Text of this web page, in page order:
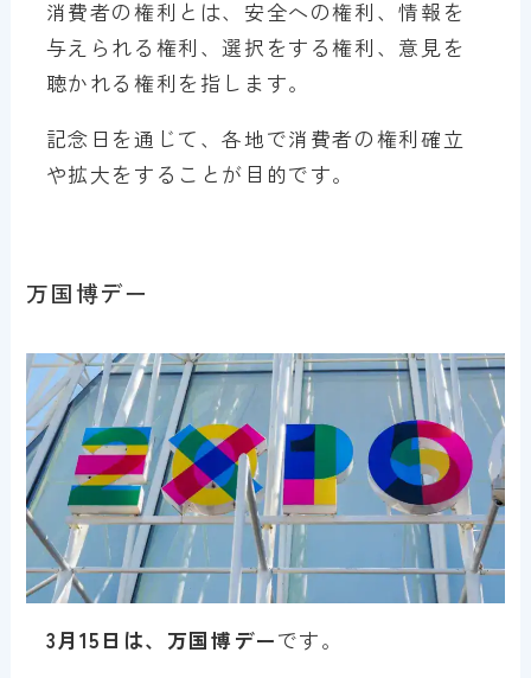
消費者の権利とは、安全への権利、情報を
与えられる権利、選択をする権利、意見を
聴かれる権利を指します。
記念日を通じて、各地で消費者の権利確立
や拡大をすることが目的です。
万国博デー
3月15日は、万国博デーです。